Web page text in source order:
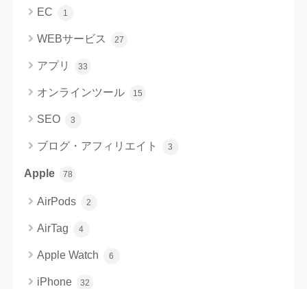
EC 1
WEBサービス 27
アプリ 33
オンラインツール 15
SEO 3
ブログ・アフィリエイト 3
Apple 78
AirPods 2
AirTag 4
Apple Watch 6
iPhone 32